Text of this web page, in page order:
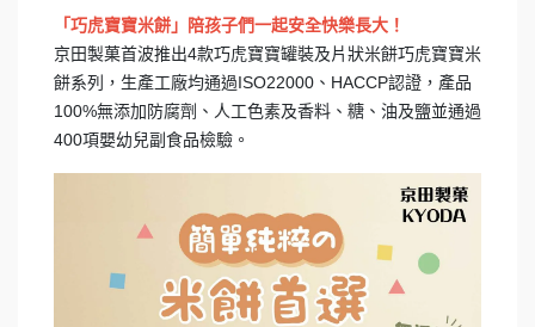
「巧虎寶寶米餅」陪孩子們一起安全快樂長大！
京田製菓首波推出4款巧虎寶寶罐裝及片狀米餅巧虎寶寶米
餅系列，生產工廠均通過ISO22000、HACCP認證，產品
100%無添加防腐劑、人工色素及香料、糖、油及鹽並通過
400項嬰幼兒副食品檢驗。